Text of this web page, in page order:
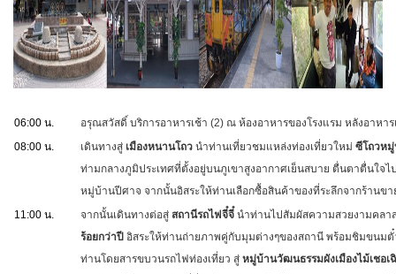
06:00 น.
อรุณสวัสดิ์ บริการอาหารเช้า (2) ณ ห้องอาหารของโรงแรม หลังอาหา
08:00 น.
เดินทางสู่ เมืองหนานโถว นำท่านเที่ยวชมแหล่งท่องเที่ยวใหม่ ซีโถวห
ท่ามกลางภูมิประเทศที่ตั้งอยู่บนภูเขาสูงอากาศเย็นสบาย ตื่นตาตื่นใ
หมู่บ้านปีศาจ จากนั้นอิสระให้ท่านเลือกซื้อสินค้าของที่ระลึกจากร้านข
11:00 น.
จากนั้นเดินทางต่อสู่ สถานีรถไฟจี๋จี๋ นำท่านไปสัมผัสความสวยงามคล
ร้อยกว่าปี อิสระให้ท่านถ่ายภาพคู่กับมุมต่างๆของสถานี พร้อมชิมขนม
ท่านโดยสารขบวนรถไฟท่องเที่ยว สู่ หมู่บ้านวัฒนธรรมผังเมืองไม้เชอเ